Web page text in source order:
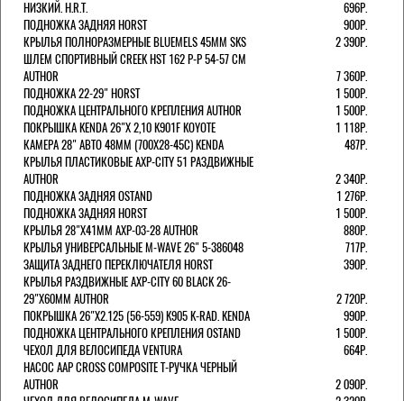
НИЗКИЙ. H.R.T.
696Р.
ПОДНОЖКА ЗАДНЯЯ HORST
900Р.
КРЫЛЬЯ ПОЛНОРАЗМЕРНЫЕ BLUEMELS 45MM SKS
2 390Р.
ШЛЕМ СПОРТИВНЫЙ CREEK HST 162 Р-Р 54-57 СМ
AUTHOR
7 360Р.
ПОДНОЖКА 22-29" HORST
1 500Р.
ПОДНОЖКА ЦЕНТРАЛЬНОГО КРЕПЛЕНИЯ AUTHOR
1 500Р.
ПОКРЫШКА KENDA 26"Х 2,10 K901F KOYOTE
1 118Р.
КАМЕРА 28" АВТО 48ММ (700Х28-45С) KENDA
487Р.
КРЫЛЬЯ ПЛАСТИКОВЫЕ AXP-CITY 51 РАЗДВИЖНЫЕ
AUTHOR
2 340Р.
ПОДНОЖКА ЗАДНЯЯ OSTAND
1 276Р.
ПОДНОЖКА ЗАДНЯЯ HORST
1 500Р.
КРЫЛЬЯ 28"Х41ММ AXP-03-28 AUTHOR
880Р.
КРЫЛЬЯ УНИВЕРСАЛЬНЫЕ M-WAVE 26" 5-386048
717Р.
ЗАЩИТА ЗАДНЕГО ПЕРЕКЛЮЧАТЕЛЯ HORST
390Р.
КРЫЛЬЯ РАЗДВИЖНЫЕ AXP-CITY 60 BLACK 26-
29"Х60ММ AUTHOR
2 720Р.
ПОКРЫШКА 26"Х2.125 (56-559) K905 K-RAD. KENDA
990Р.
ПОДНОЖКА ЦЕНТРАЛЬНОГО КРЕПЛЕНИЯ OSTAND
1 500Р.
ЧЕХОЛ ДЛЯ ВЕЛОСИПЕДА VENTURA
664Р.
НАСОС AAP CROSS COMPOSITE Т-РУЧКА ЧЕРНЫЙ
AUTHOR
2 090Р.